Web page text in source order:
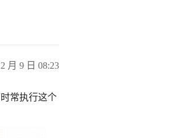
月 9 日 08:23
时常执行这个